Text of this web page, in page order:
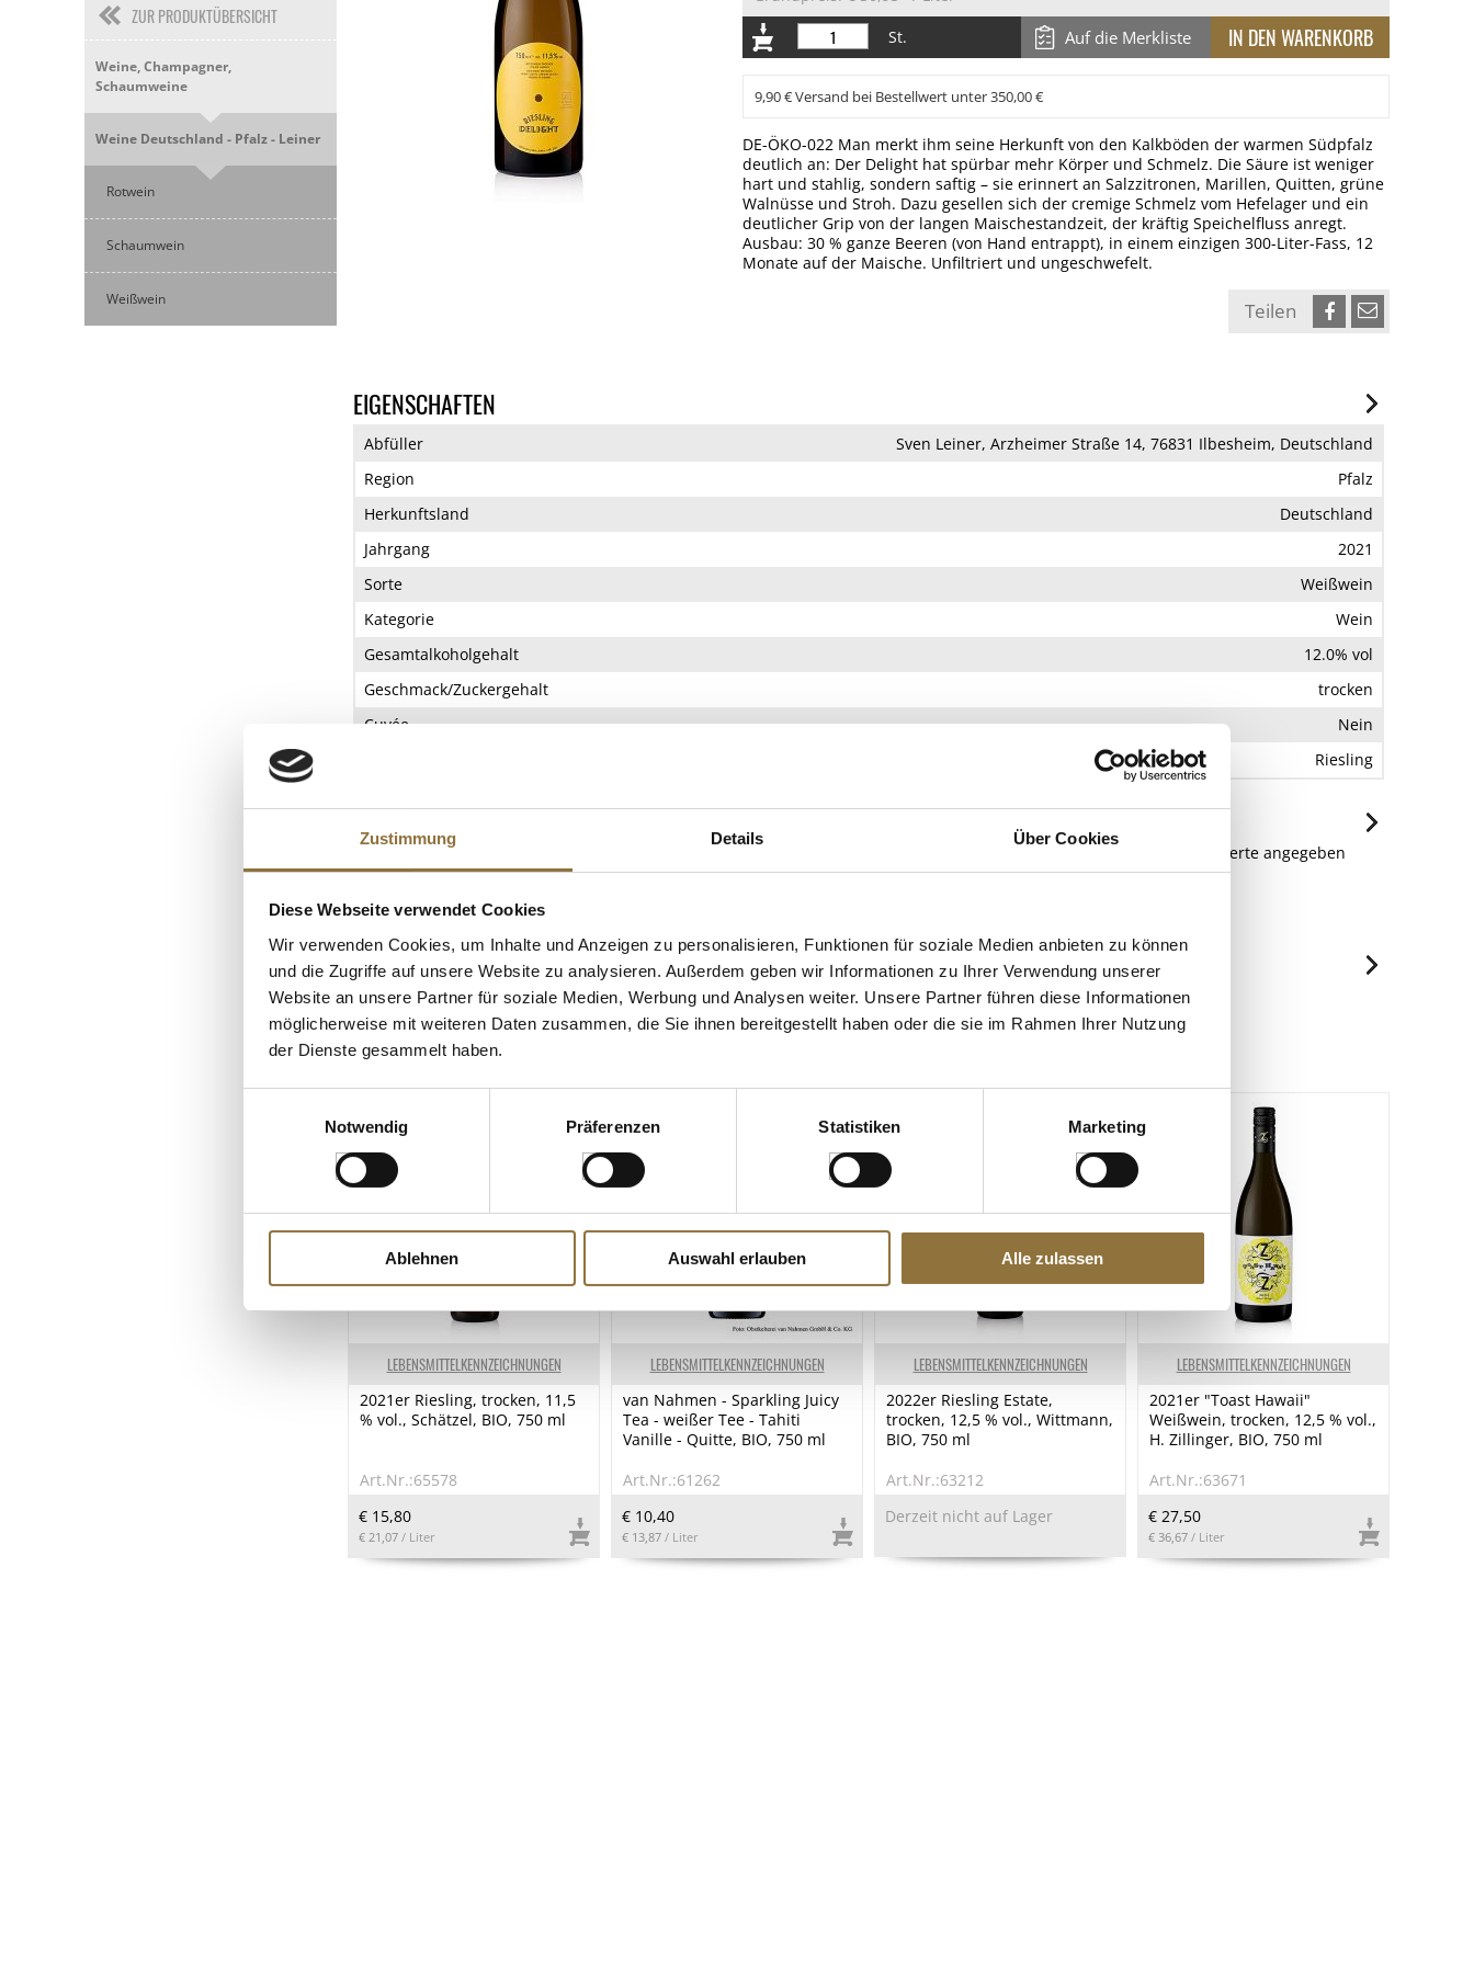
Zustimmung Details Über Cookies
Diese Webseite verwendet Cookies
Wir verwenden Cookies, um Inhalte und Anzeigen zu personalisieren, Funktionen für soziale Medien anbieten zu können
und die Zugriffe auf unsere Website zu analysieren. Außerdem geben wir Informationen zu Ihrer Verwendung unserer
Website an unsere Partner für soziale Medien, Werbung und Analysen weiter. Unsere Partner führen diese Informationen
möglicherweise mit weiteren Daten zusammen, die Sie ihnen bereitgestellt haben oder die sie im Rahmen Ihrer Nutzung
der Dienste gesammelt haben.
Notwendig
Präferenzen Statistiken Marketing
Ablehnen Auswahl erlauben Alle zulassen
ZUR PRODUKTÜBERSICHT
Weine, Champagner,
Schaumweine
Weine Deutschland - Pfalz - Leiner
Rotwein
Schaumwein
Weißwein
St.
Auf die Merkliste
9,90 € Versand bei Bestellwert unter 350,00 €
DE-ÖKO-022 Man merkt ihm seine Herkunft von den Kalkböden der warmen Südpfalz
deutlich an: Der Delight hat spürbar mehr Körper und Schmelz. Die Säure ist weniger
hart und stahlig, sondern saftig – sie erinnert an Salzzitronen, Marillen, Quitten, grüne
Walnüsse und Stroh. Dazu gesellen sich der cremige Schmelz vom Hefelager und ein
deutlicher Grip von der langen Maischestandzeit, der kräftig Speichelfluss anregt.
Ausbau: 30 % ganze Beeren (von Hand entrappt), in einem einzigen 300-Liter-Fass, 12
Monate auf der Maische. Unfiltriert und ungeschwefelt.
Teilen
EIGENSCHAFTEN
Abfüller
Sven Leiner, Arzheimer Straße 14, 76831 Ilbesheim, Deutschland
Region
Pfalz
Herkunftsland
Deutschland
Jahrgang
2021
Sorte
Weißwein
Kategorie
Wein
Gesamtalkoholgehalt
12.0% vol
Geschmack/Zuckergehalt
trocken
Cuvée
Nein
Riesling
Bio-Weißwein, trocken. Pfälzer Landwein. Ungefiltert. Deutsche Landwirtschaft. Eigenschaften: Es müssen keine Nährwerte angegeben
werden.
Verantwortlicher Unternehmer: Sven Leiner, Arzheimer Straße 14, 76831 Ilbesheim, Deutschland.
ALLERGENE
Allergene
SO2/Sulfite
KUNDEN KAUFTEN AUCH
LEBENSMITTELKENNZEICHNUNGEN
2021er Riesling, trocken, 11,5
% vol., Schätzel, BIO, 750 ml
Art.Nr.:65578
€ 15,80
€ 21,07 / Liter
LEBENSMITTELKENNZEICHNUNGEN
van Nahmen - Sparkling Juicy
Tea - weißer Tee - Tahiti
Vanille - Quitte, BIO, 750 ml
Art.Nr.:61262
€ 10,40
€ 13,87 / Liter
LEBENSMITTELKENNZEICHNUNGEN
2022er Riesling Estate,
trocken, 12,5 % vol., Wittmann,
BIO, 750 ml
Art.Nr.:63212
Derzeit nicht auf Lager
LEBENSMITTELKENNZEICHNUNGEN
2021er "Toast Hawaii"
Weißwein, trocken, 12,5 % vol.,
H. Zillinger, BIO, 750 ml
Art.Nr.:63671
€ 27,50
€ 36,67 / Liter